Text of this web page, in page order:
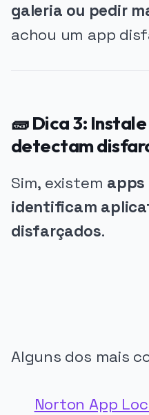
galeria ou pedir
achou um app
🧱 Dica 3:
detectam
Sim, existem apps
identificam
disfarçados.
Alguns dos mais
Norton App